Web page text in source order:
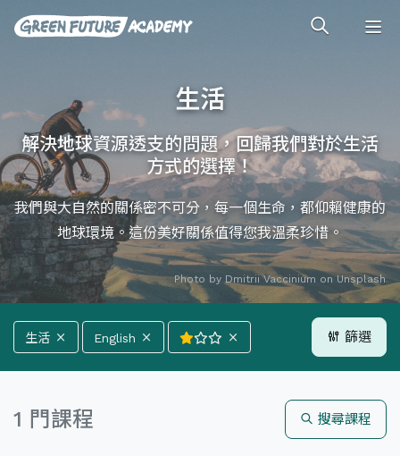
生活
解決地球資源透支的問題，回歸我們對於生活
方式的選擇！
我們與大自然的關係密不可分，每一個生命，都仰賴健康的
地球環境。這份美好關係值得您我溫柔珍惜。
Photo by Dmitrii Vaccinium onUnsplash
篩選
生活 English
生活
1 門課程 搜尋課程